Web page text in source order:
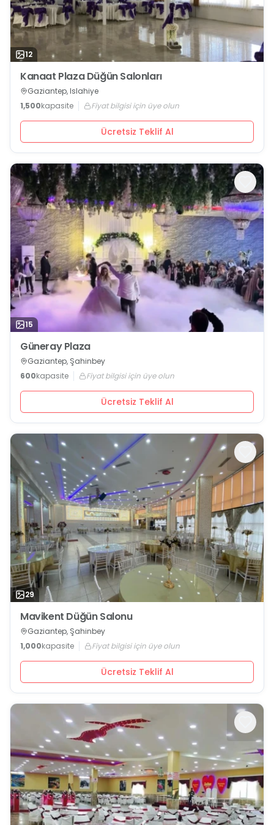
12
Kanaat Plaza Düğün Salonları
Gaziantep, Islahiye
1,500kapasite Fiyat bilgisi için üye olun
Ücretsiz Teklif Al
15
Güneray Plaza
Gaziantep, Şahinbey
600kapasite Fiyat bilgisi için üye olun
Ücretsiz Teklif Al
29
Mavikent Düğün Salonu
Gaziantep, Şahinbey
1,000kapasite Fiyat bilgisi için üye olun
Ücretsiz Teklif Al